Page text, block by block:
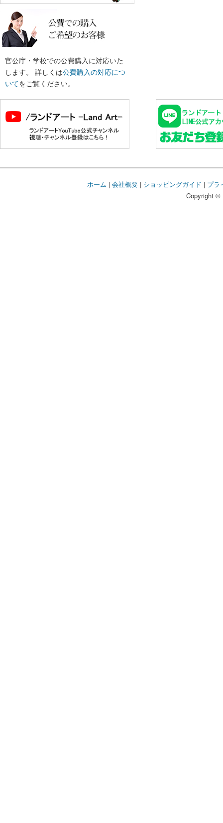
官公庁・学校での公費購入に対応いた
します。 詳しくは公費購入の対応につ
いてをご覧ください。
ホーム | 会社概要| ショッピングガイド | プラ
Copyright ©